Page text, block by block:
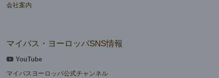
会社案内
マイバス・ヨーロッパSNS情報
YouTube
マイバスヨーロッパ公式チャンネル